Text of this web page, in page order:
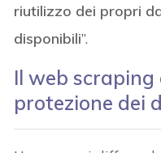
riutilizzo dei propri
disponibili”.
Il web
protezione dei